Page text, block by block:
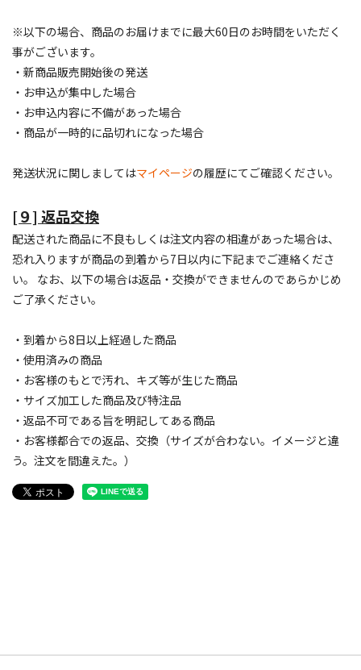
※以下の場合、商品のお届けまでに最大60日のお時間をいただく
事がございます。
・新商品販売開始後の発送
・お申込が集中した場合
・お申込内容に不備があった場合
・商品が一時的に品切れになった場合
発送状況に関しましてはマイページの履歴にてご確認ください。
[９] 返品交換
配送された商品に不良もしくは注文内容の相違があった場合は、
恐れ入りますが商品の到着から7日以内に下記までご連絡くださ
い。 なお、以下の場合は返品・交換ができませんのであらかじめ
ご了承ください。
・到着から8日以上経過した商品
・使用済みの商品
・お客様のもとで汚れ、キズ等が生じた商品
・サイズ加工した商品及び特注品
・返品不可である旨を明記してある商品
・お客様都合での返品、交換（サイズが合わない。イメージと違
う。注文を間違えた。）